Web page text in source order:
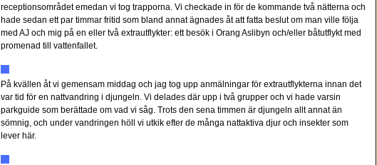
receptionsområdet emedan vi tog trapporna. Vi checkade in för de kommande två nätterna och
hade sedan ett par timmar fritid som bland annat ägnades åt att fatta beslut om man ville följa
med AJ och mig på en eller två extrautflykter: ett besök i Orang Aslibyn och/eller båtutflykt med
promenad till vattenfallet.
På kvällen åt vi gemensam middag och jag tog upp anmälningar för extrautflykterna innan det
var tid för en nattvandring i djungeln. Vi delades där upp i två grupper och vi hade varsin
parkguide som berättade om vad vi såg. Trots den sena timmen är djungeln allt annat än
sömnig, och under vandringen höll vi utkik efter de många nattaktiva djur och insekter som
lever här.